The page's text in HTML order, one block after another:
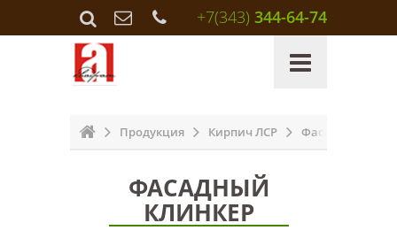
+7(343) 344-64-74
Продукция Кирпич ЛСР Фасадный
ФАСАДНЫЙ
КЛИНКЕР